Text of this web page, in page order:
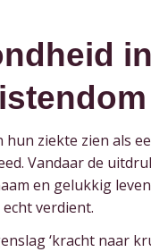
ziekte zien als
Vandaar de
en gelukkig
verdient.
‘kracht naar